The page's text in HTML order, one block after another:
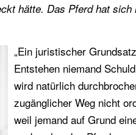
hätte. Das Pferd hat
„Ein juristischer
Entstehen niemand
wird natürlich
zugänglicher Weg nicht
weil jemand auf Grund